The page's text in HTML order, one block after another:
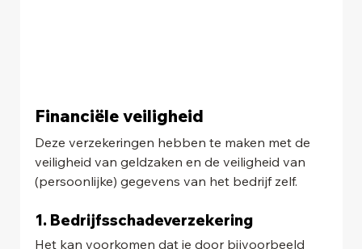
Financiële veiligheid
Deze verzekeringen hebben te maken met de
veiligheid van geldzaken en de veiligheid van
(persoonlijke) gegevens van het bedrijf zelf.
1. Bedrijfsschadeverzekering
Het kan voorkomen dat je door bijvoorbeeld